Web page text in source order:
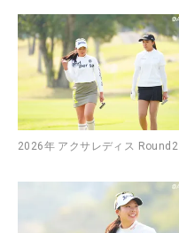
2026年 アクサレディス Round2